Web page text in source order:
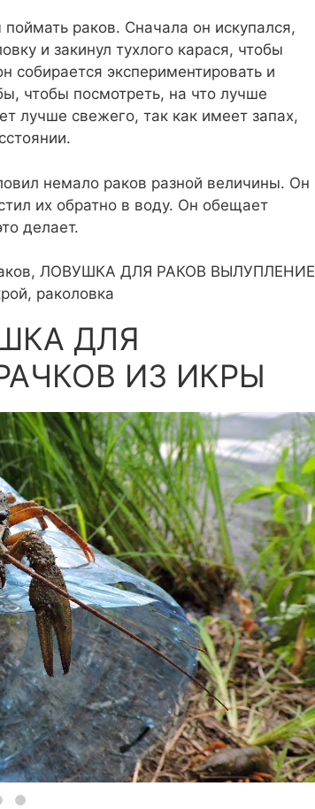
раков. Сначала он искупался,
и закинул тухлого карася, чтобы
собирается экспериментировать и
чтобы посмотреть, на что лучше
лучше свежего, так как имеет запах,
немало раков разной величины. Он
их обратно в воду. Он обещает
делает.
ЛОВУШКА ДЛЯ РАКОВ ВЫЛУПЛЕНИЕ
раколовка
ДЛЯ
ИЗ ИКРЫ